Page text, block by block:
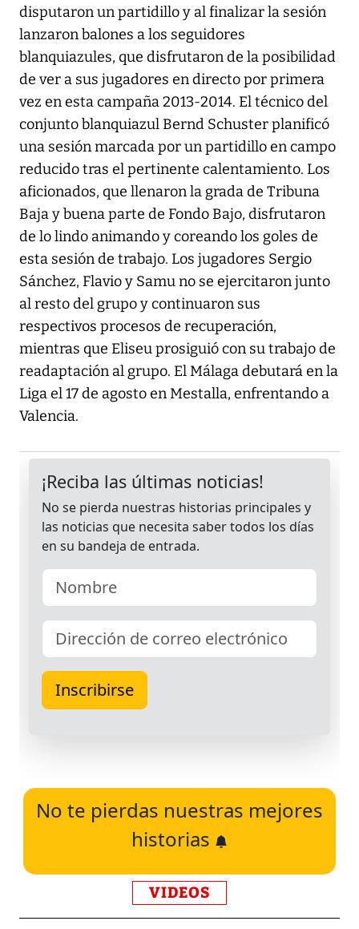
disputaron un partidillo y al finalizar la sesión
lanzaron balones a los seguidores
blanquiazules, que disfrutaron de la posibilidad
de ver a sus jugadores en directo por primera
vez en esta campaña 2013-2014. El técnico del
conjunto blanquiazul Bernd Schuster planificó
una sesión marcada por un partidillo en campo
reducido tras el pertinente calentamiento. Los
aficionados, que llenaron la grada de Tribuna
Baja y buena parte de Fondo Bajo, disfrutaron
de lo lindo animando y coreando los goles de
esta sesión de trabajo. Los jugadores Sergio
Sánchez, Flavio y Samu no se ejercitaron junto
al resto del grupo y continuaron sus
respectivos procesos de recuperación,
mientras que Eliseu prosiguió con su trabajo de
readaptación al grupo. El Málaga debutará en la
Liga el 17 de agosto en Mestalla, enfrentando a
Valencia.
No te pierdas nuestras mejores
historias
VIDEOS